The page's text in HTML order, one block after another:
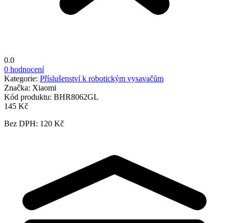
0.0
0 hodnocení
Kategorie: Příslušenství k robotickým vysavačům
Značka: Xiaomi
Kód produktu: BHR8062GL
145 Kč
Bez DPH: 120 Kč